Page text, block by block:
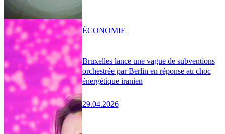
Bruxelles lance une vague de subventions
orchestrée par Berlin en réponse au choc
énergétique iranien
29.04.2026
ÉCONOMIE